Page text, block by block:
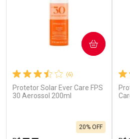
(6)
Protetor Solar Ever Care FPS
30 Aerossol 200ml
20% OFF
COMPRAR